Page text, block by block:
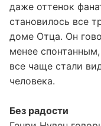
даже оттенок
становилось все
доме Отца. Он
менее
все чаще стали
человека.
Без радости